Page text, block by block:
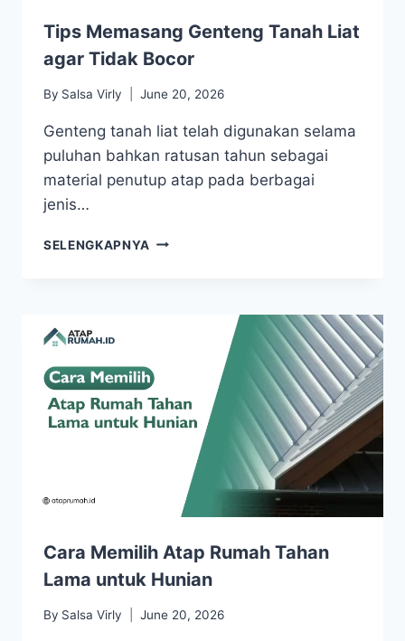
Tips Memasang Genteng Tanah Liat
agar Tidak Bocor
By Salsa Virly June 20, 2026
Genteng tanah liat telah digunakan selama
puluhan bahkan ratusan tahun sebagai
material penutup atap pada berbagai
jenis…
SELENGKAPNYA
Cara Memilih Atap Rumah Tahan
Lama untuk Hunian
By Salsa Virly June 20, 2026